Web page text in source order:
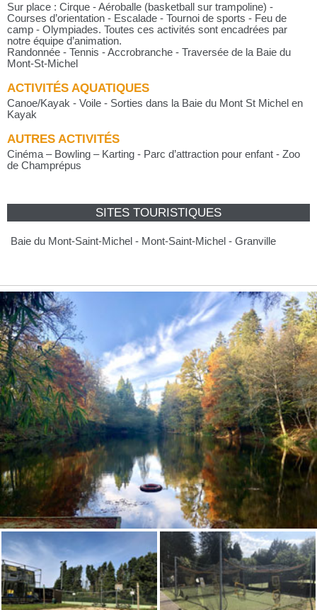
Sur place : Cirque - Aéroballe (basketball sur trampoline) -
Courses d’orientation - Escalade - Tournoi de sports - Feu de
camp - Olympiades. Toutes ces activités sont encadrées par
notre équipe d’animation.
Randonnée - Tennis - Accrobranche - Traversée de la Baie du
Mont-St-Michel
ACTIVITÉS AQUATIQUES
Canoe/Kayak - Voile - Sorties dans la Baie du Mont St Michel en
Kayak
AUTRES ACTIVITÉS
Cinéma – Bowling – Karting - Parc d’attraction pour enfant - Zoo
de Champrépus
SITES TOURISTIQUES
Baie du Mont-Saint-Michel - Mont-Saint-Michel - Granville